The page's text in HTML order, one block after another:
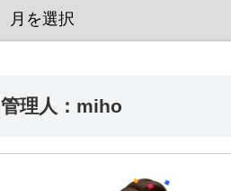
管理人：miho